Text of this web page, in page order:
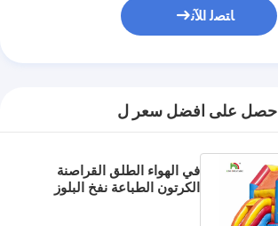
ﺎﺘﺼﻟ ﺍﻶﻧ
احصل على افضل سعر ل
في الهواء الطلق القراصنة
الكرتون الطباعة نفخ البلوز